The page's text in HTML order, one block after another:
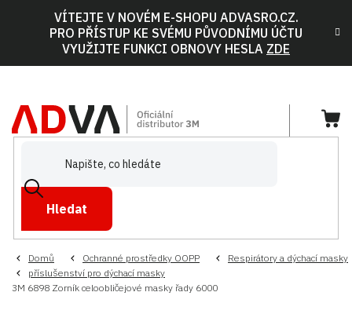
VÍTEJTE V NOVÉM E-SHOPU ADVASRO.CZ.
PRO PŘÍSTUP KE SVÉMU PŮVODNÍMU ÚČTU
VYUŽIJTE FUNKCI OBNOVY HESLA ZDE
Hledat
Domů Ochranné prostředky OOPP
Respirátory a dýchací masky
příslušenství pro dýchací masky
3M 6898 Zorník celoobličejové masky řady 6000